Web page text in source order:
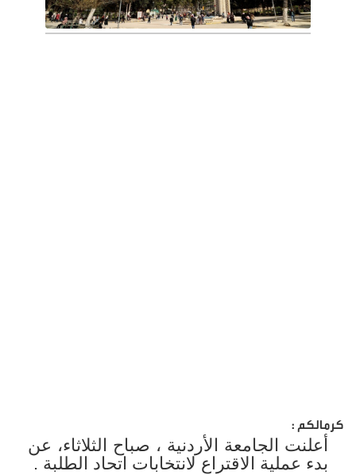
كرمالكم :
أعلنت الجامعة الأردنية ، صباح الثلاثاء، عن
بدء عملية الاقتراع لانتخابات اتحاد الطلبة .